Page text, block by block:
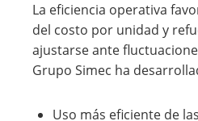
La eficiencia operativa
del costo por unidad y
ajustarse ante
Grupo Simec ha
Uso más eficiente de